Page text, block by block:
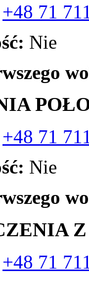
+48 71
Nie
+48 71
Nie
+48 71